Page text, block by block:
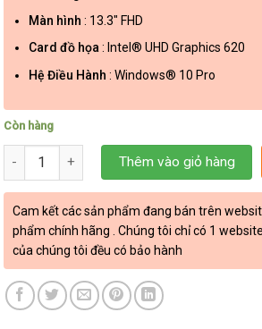
Màn hình: 13.3″ FHD
Card đồ họa: Intel® UHD Graphics 620
Hệ Điều Hành: Windows® 10 Pro
Còn hàng
Laptop Cũ Dell Latitude 7390 i7 8650U/
Thêm vào giỏ hàng
Cam kết các sản phẩm đang bán trên
phẩm chính hãng . Chúng tôi chỉ có 1
của chúng tôi đều có bảo hành